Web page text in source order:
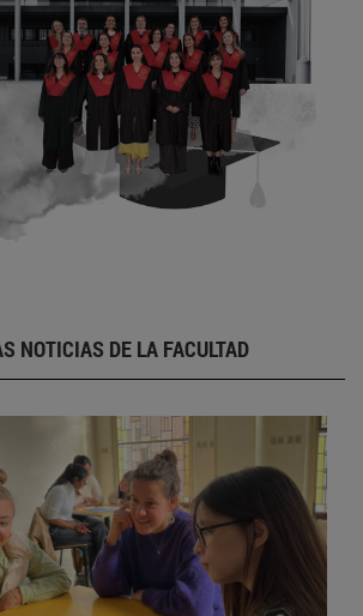
NOTICIAS DE LA FACULTAD